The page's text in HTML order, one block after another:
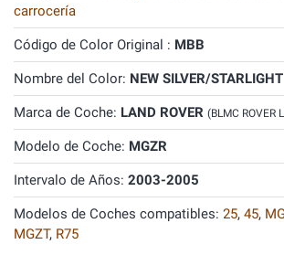
carrocería
Código de Color Original : MBB
Nombre del Color: NEW SILVER/
Marca de Coche: LAND ROVER (BLMC ROVER
Modelo de Coche: MGZR
Intervalo de Años: 2003-2005
Modelos de Coches compatibles: 25, 45,
MGZT, R75